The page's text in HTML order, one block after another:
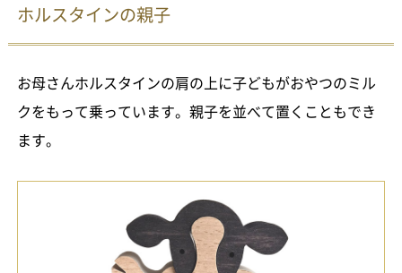
ホルスタインの親子
お母さんホルスタインの肩の上に子どもがおやつのミル
クをもって乗っています。親子を並べて置くこともでき
ます。